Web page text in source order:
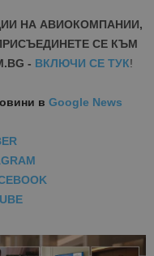
НА АВИОКОМПАНИИ,
СЕ КЪМ
- ВКЛЮЧИ СЕ ТУК!
в Google News